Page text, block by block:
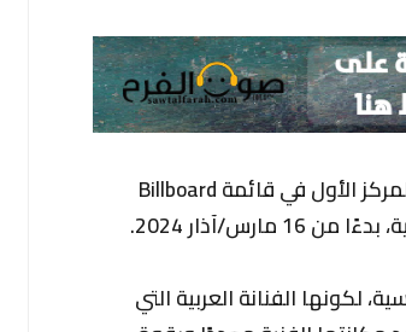
تمكنت النجمة المصرية شيرين عبد الوهاب، من حصد المركز الأول في قائمة Billboard
لكونها الفنانة العربية التي